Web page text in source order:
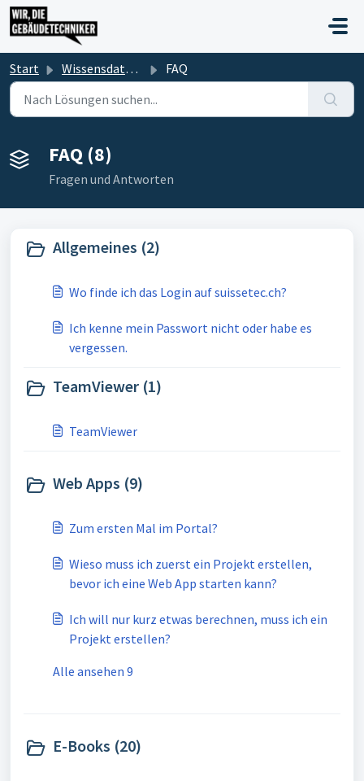
Zum hauptsächlichen Inhalt gehen
Start Wissensdatenbank FAQ
FAQ (8)
Fragen und Antworten
Allgemeines (2)
Wo finde ich das Login auf suissetec.ch?
Ich kenne mein Passwort nicht oder habe es
vergessen.
TeamViewer (1)
TeamViewer
Web Apps (9)
Zum ersten Mal im Portal?
Wieso muss ich zuerst ein Projekt erstellen,
bevor ich eine Web App starten kann?
Ich will nur kurz etwas berechnen, muss ich ein
Projekt erstellen?
Alle ansehen 9
E-Books (20)